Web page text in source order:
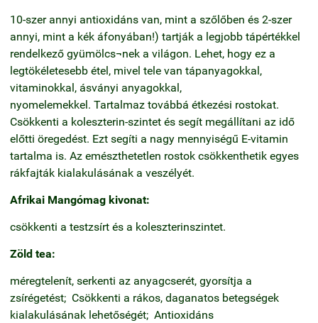
10-szer annyi antioxidáns van, mint a szőlőben és 2-szer
annyi, mint a kék áfonyában!) tartják a legjobb tápértékkel
rendelkező gyümölcs¬nek a világon. Lehet, hogy ez a
legtökéletesebb étel, mivel tele van tápanyagokkal,
vitaminokkal, ásványi anyagokkal,
nyomelemekkel. Tartalmaz továbbá étkezési rostokat.
Csökkenti a koleszterin-szintet és segít megállítani az idő
előtti öregedést. Ezt segíti a nagy mennyiségű E-vitamin
tartalma is. Az emészthetetlen rostok csökkenthetik egyes
rákfajták kialakulásának a veszélyét.
Afrikai Mangómag kivonat:
csökkenti a testzsírt és a koleszterinszintet.
Zöld tea:
méregtelenít, serkenti az anyagcserét, gyorsítja a
zsírégetést; Csökkenti a rákos, daganatos betegségek
kialakulásának lehetőségét; Antioxidáns